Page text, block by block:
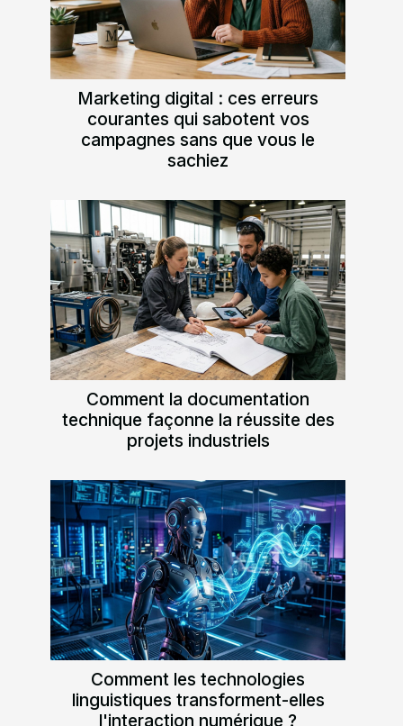
Marketing digital : ces erreurs
courantes qui sabotent vos
campagnes sans que vous le
sachiez
Comment la documentation
technique façonne la réussite des
projets industriels
Comment les technologies
linguistiques transforment-elles
l'interaction numérique ?